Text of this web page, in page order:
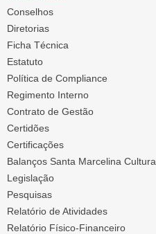
Conselhos
Diretorias
Ficha Técnica
Estatuto
Política de Compliance
Regimento Interno
Contrato de Gestão
Certidões
Certificações
Balanços Santa Marcelina Cultura
Legislação
Pesquisas
Relatório de Atividades
Relatório Físico-Financeiro